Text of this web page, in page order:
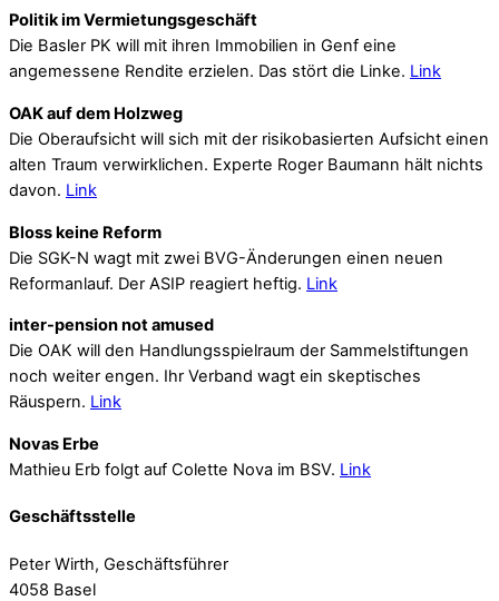
Politik im Vermietungsgeschäft
Die Basler PK will mit ihren Immobilien in Genf eine
angemessene Rendite erzielen. Das stört die Linke. Link
OAK auf dem Holzweg
Die Oberaufsicht will sich mit der risikobasierten Aufsicht einen
alten Traum verwirklichen. Experte Roger Baumann hält nichts
davon. Link
Bloss keine Reform
Die SGK-N wagt mit zwei BVG-Änderungen einen neuen
Reformanlauf. Der ASIP reagiert heftig. Link
inter-pension not amused
Die OAK will den Handlungsspielraum der Sammelstiftungen
noch weiter engen. Ihr Verband wagt ein skeptisches
Räuspern. Link
Novas Erbe
Mathieu Erb folgt auf Colette Nova im BSV. Link
Geschäftsstelle
Peter Wirth, Geschäftsführer
4058 Basel